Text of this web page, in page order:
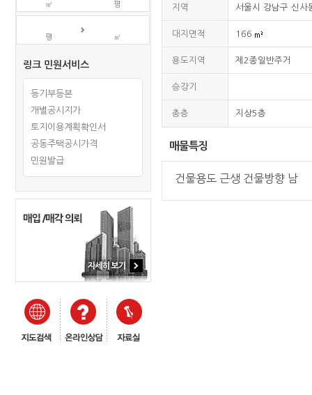
㎡ 평
평 ㎡
링크 민원서비스
등기부등본
개별공시지가
토지이용계획확인서
공동주택공시가격
민원발급
지역 서울시 강남구 신
대지면적 166
용도지역 제2종일반주거
승강기
총층 지상5층
매물특징
건물용도 근생 건물방향 남